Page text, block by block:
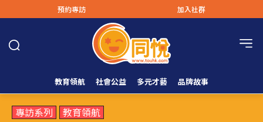
預約專訪 加入社群
教育領航 社會公益 多元才藝 品牌故事
專訪系列 教育領航